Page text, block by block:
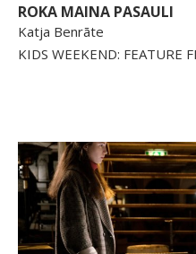
ROKA MAINA PASAULI
Katja Benrāte
KIDS WEEKEND: FEATURE